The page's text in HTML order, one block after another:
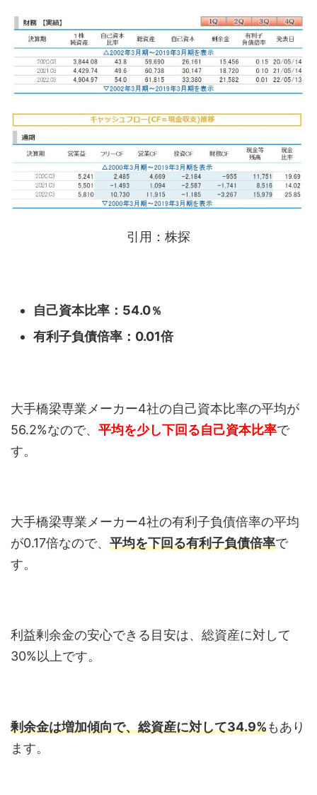
引用：株探
自己資本比率：54.0％
有利子負債倍率：0.01倍
大手橋梁専業メーカー4社の自己資本比率の平均が
56.2%なので、 平均を少し下回る自己資本比率で
す。
大手橋梁専業メーカー4社の有利子負債倍率の平均
が0.17倍なので、 平均を下回る有利子負債倍率で
す。
利益剰余金の安心できる目安は、総資産に対して
30%以上です。
剰余金は増加傾向で、総資産に対して34.9%もあり
ます。